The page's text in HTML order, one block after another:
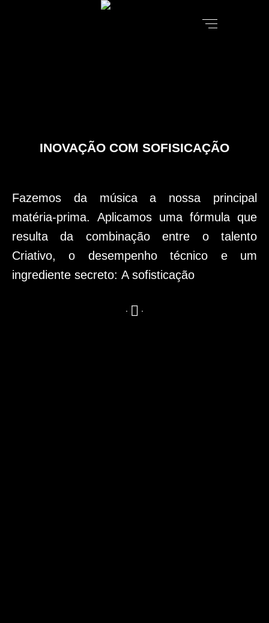
INOVAÇÃO COM SOFISICAÇÃO
Fazemos da música a nossa principal
matéria-prima. Aplicamos uma fórmula que
resulta da combinação entre o talento
Criativo, o desempenho técnico e um
ingrediente secreto: A sofisticação